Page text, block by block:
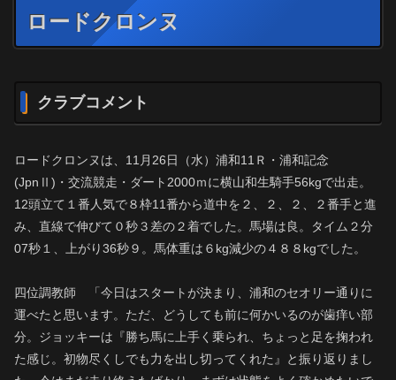
ロードクロンヌ
クラブコメント
ロードクロンヌは、11月26日（水）浦和11Ｒ・浦和記念
(JpnⅡ)・交流競走・ダート2000ｍに横山和生騎手56kgで出走。
12頭立て１番人気で８枠11番から道中を２、２、２、２番手と進
み、直線で伸びて０秒３差の２着でした。馬場は良。タイム２分
07秒１、上がり36秒９。馬体重は６kg減少の４８８kgでした。
四位調教師 「今日はスタートが決まり、浦和のセオリー通りに
運べたと思います。ただ、どうしても前に何かいるのが歯痒い部
分。ジョッキーは『勝ち馬に上手く乗られ、ちょっと足を掬われ
た感じ。初物尽くしでも力を出し切ってくれた』と振り返りまし